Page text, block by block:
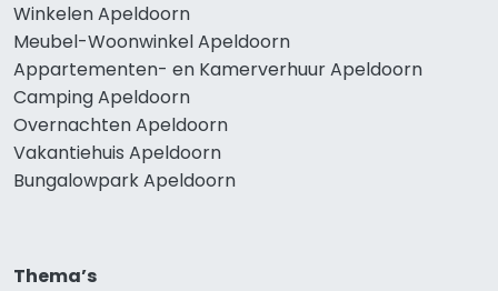
Winkelen Apeldoorn
Meubel-Woonwinkel Apeldoorn
Appartementen- en Kamerverhuur Apeldoorn
Camping Apeldoorn
Overnachten Apeldoorn
Vakantiehuis Apeldoorn
Bungalowpark Apeldoorn
Thema’s